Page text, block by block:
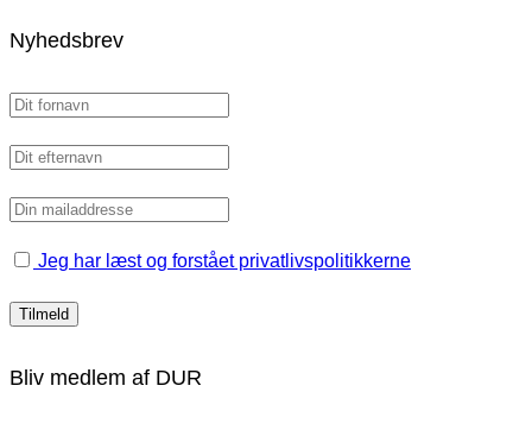
Nyhedsbrev
Jeg har læst og forstået privatlivspolitikkerne
Bliv medlem af DUR